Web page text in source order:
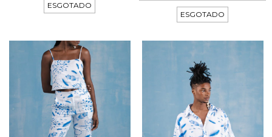
ESGOTADO
ESGOTADO